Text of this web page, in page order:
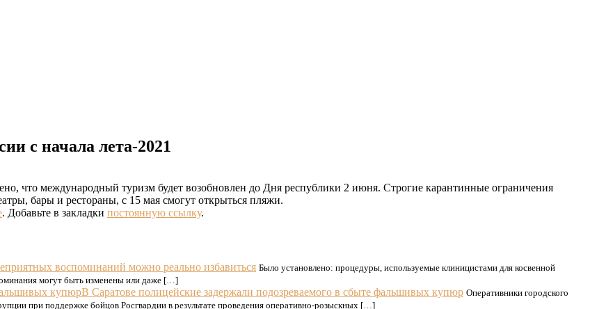
с начала лета-2021
что международный туризм будет возобновлен до Дня республики 2 июня. Строгие карантинные ограничения
бары и рестораны, с 15 мая смогут открыться пляжи.
. Добавьте в закладки постоянную ссылку.
воспоминаний можно реально избавиться Было установлено: процедуры, используемые клиницистами для косвенной
могут быть изменены или даже […]
В Саратове полицейские задержали подозреваемого в сбыте фальшивых купюр Оперативники городского
при поддержке бойцов Росгвардии в результате проведения оперативно-розыскных […]